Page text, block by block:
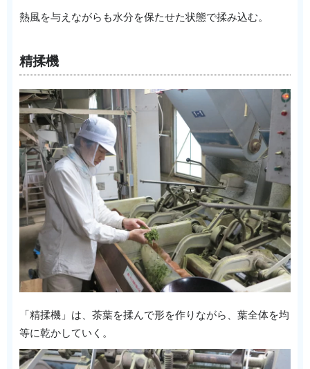
熱風を与えながらも水分を保たせた状態で揉み込む。
精揉機
「精揉機」は、茶葉を揉んで形を作りながら、葉全体を均
等に乾かしていく。